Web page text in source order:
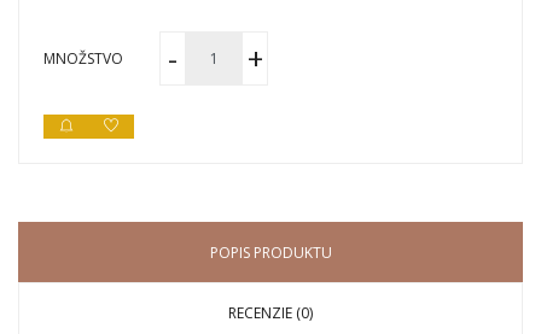
MNOŽSTVO
POPIS PRODUKTU
RECENZIE (0)